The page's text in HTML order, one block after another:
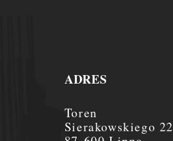
ADRES
Toren
Sierakowskiego 22